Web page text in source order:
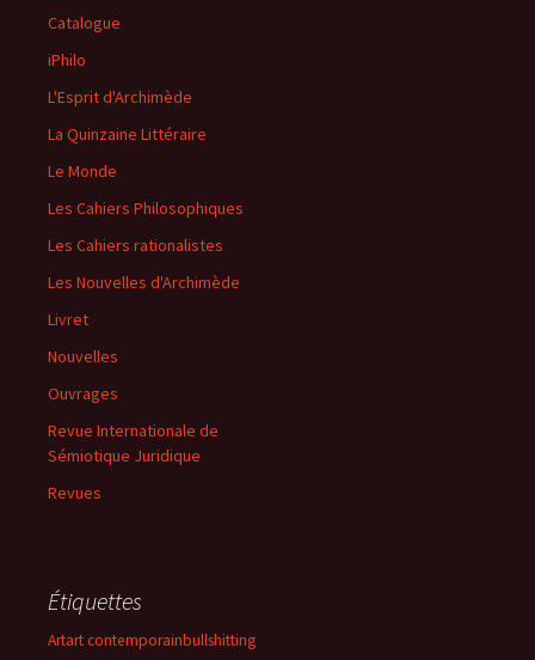
Catalogue
iPhilo
L'Esprit d'Archimède
La Quinzaine Littéraire
Le Monde
Les Cahiers Philosophiques
Les Cahiers rationalistes
Les Nouvelles d'Archimède
Livret
Nouvelles
Ouvrages
Revue Internationale de
Sémiotique Juridique
Revues
Étiquettes
Artart contemporainbullshitting